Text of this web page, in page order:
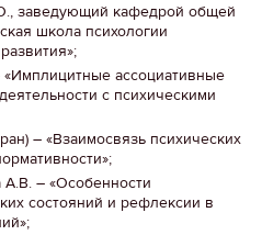
заведующий кафедрой общей
школа психологии
ассоциативные
с психическими
– «Взаимосвязь психических
А.В. – «Особенности
состояний и рефлексии в